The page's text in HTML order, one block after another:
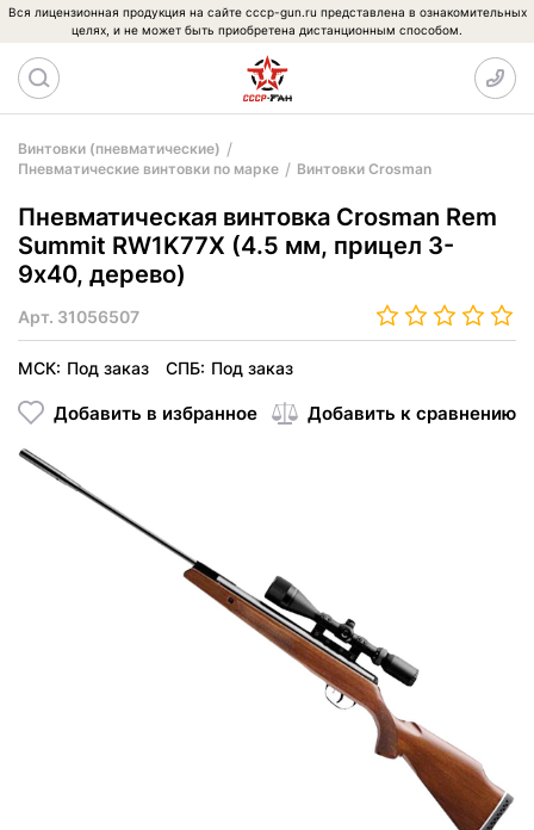
Вся лицензионная продукция на сайте cccp-gun.ru представлена в ознакомительных
целях, и не может быть приобретена дистанционным способом.
Винтовки (пневматические)
Пневматические винтовки по марке
Винтовки Crosman
Пневматическая винтовка Crosman Rem
Summit RW1K77X (4.5 мм, прицел 3-
9х40, дерево)
Арт. 31056507
МСК: Под заказ СПБ: Под заказ
Добавить в избранное Добавить к сравнению